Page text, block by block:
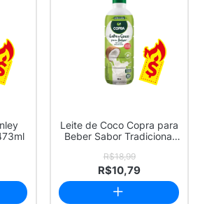
Leite de Coco Copra para
Beber Sabor Tradicional
R$18,99
R$10,79